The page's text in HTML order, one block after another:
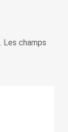
Les champs